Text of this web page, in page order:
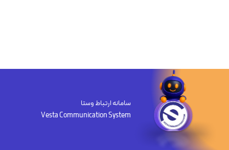
سامانه ارتباط وستا
Vesta Communication System